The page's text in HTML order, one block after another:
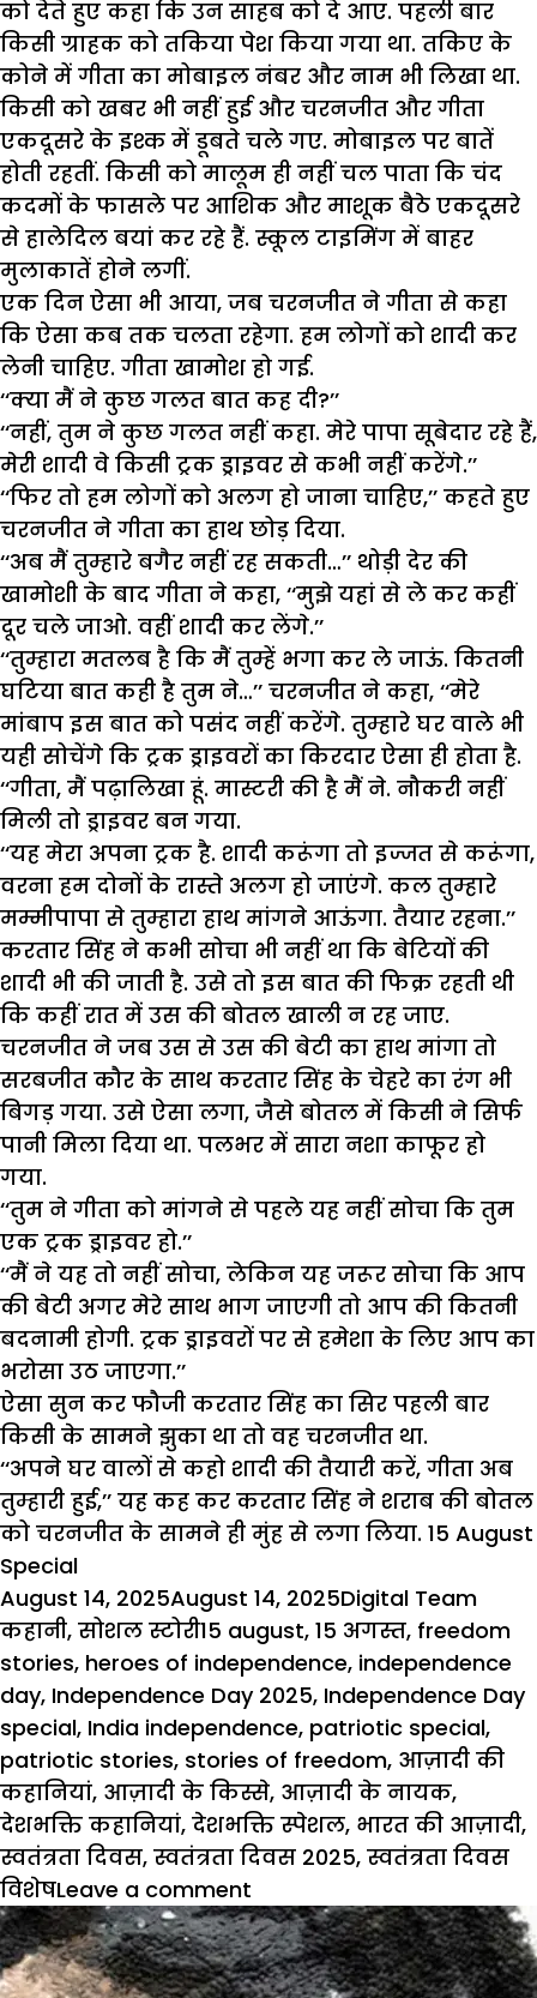
को देते हुए कहा कि उन साहब को दे आए. पहली बार
किसी ग्राहक को तकिया पेश किया गया था. तकिए के
कोने में गीता का मोबाइल नंबर और नाम भी लिखा था.
किसी को खबर भी नहीं हुई और चरनजीत और गीता
एकदूसरे के इश्क में डूबते चले गए. मोबाइल पर बातें
होती रहतीं. किसी को मालूम ही नहीं चल पाता कि चंद
कदमों के फासले पर आशिक और माशूक बैठे एकदूसरे
से हालेदिल बयां कर रहे हैं. स्कूल टाइमिंग में बाहर
मुलाकातें होने लगीं.
एक दिन ऐसा भी आया, जब चरनजीत ने गीता से कहा
कि ऐसा कब तक चलता रहेगा. हम लोगों को शादी कर
लेनी चाहिए. गीता खामोश हो गई.
‘‘क्या मैं ने कुछ गलत बात कह दी?’’
‘‘नहीं, तुम ने कुछ गलत नहीं कहा. मेरे पापा सूबेदार रहे हैं,
मेरी शादी वे किसी ट्रक ड्राइवर से कभी नहीं करेंगे.’’
‘‘फिर तो हम लोगों को अलग हो जाना चाहिए,’’ कहते हुए
चरनजीत ने गीता का हाथ छोड़ दिया.
‘‘अब मैं तुम्हारे बगैर नहीं रह सकती…’’ थोड़ी देर की
खामोशी के बाद गीता ने कहा, ‘‘मुझे यहां से ले कर कहीं
दूर चले जाओ. वहीं शादी कर लेंगे.’’
‘‘तुम्हारा मतलब है कि मैं तुम्हें भगा कर ले जाऊं. कितनी
घटिया बात कही है तुम ने…’’ चरनजीत ने कहा, ‘‘मेरे
मांबाप इस बात को पसंद नहीं करेंगे. तुम्हारे घर वाले भी
यही सोचेंगे कि ट्रक ड्राइवरों का किरदार ऐसा ही होता है.
‘‘गीता, मैं पढ़ालिखा हूं. मास्टरी की है मैं ने. नौकरी नहीं
मिली तो ड्राइवर बन गया.
‘‘यह मेरा अपना ट्रक है. शादी करूंगा तो इज्जत से करूंगा,
वरना हम दोनों के रास्ते अलग हो जाएंगे. कल तुम्हारे
मम्मीपापा से तुम्हारा हाथ मांगने आऊंगा. तैयार रहना.’’
करतार सिंह ने कभी सोचा भी नहीं था कि बेटियों की
शादी भी की जाती है. उसे तो इस बात की फिक्र रहती थी
कि कहीं रात में उस की बोतल खाली न रह जाए.
चरनजीत ने जब उस से उस की बेटी का हाथ मांगा तो
सरबजीत कौर के साथ करतार सिंह के चेहरे का रंग भी
बिगड़ गया. उसे ऐसा लगा, जैसे बोतल में किसी ने सिर्फ
पानी मिला दिया था. पलभर में सारा नशा काफूर हो
गया.
‘‘तुम ने गीता को मांगने से पहले यह नहीं सोचा कि तुम
एक ट्रक ड्राइवर हो.’’
‘‘मैं ने यह तो नहीं सोचा, लेकिन यह जरूर सोचा कि आप
की बेटी अगर मेरे साथ भाग जाएगी तो आप की कितनी
बदनामी होगी. ट्रक ड्राइवरों पर से हमेशा के लिए आप का
भरोसा उठ जाएगा.’’
ऐसा सुन कर फौजी करतार सिंह का सिर पहली बार
किसी के सामने झुका था तो वह चरनजीत था.
‘‘अपने घर वालों से कहो शादी की तैयारी करें, गीता अब
तुम्हारी हुई,’’ यह कह कर करतार सिंह ने शराब की बोतल
को चरनजीत के सामने ही मुंह से लगा लिया. 15 August
Special
Posted
on
August 14, 2025August 14, 2025Author
Digital Team
कहानी, सोशल स्टोरीTags
15 august, 15 अगस्त, freedom
stories, heroes of independence, independence
day, Independence Day 2025, Independence Day
special, India independence, patriotic special,
patriotic stories, stories of freedom, आज़ादी की
कहानियां, आज़ादी के किस्से, आज़ादी के नायक,
देशभक्ति कहानियां, देशभक्ति स्पेशल, भारत की आज़ादी,
स्वतंत्रता दिवस, स्वतंत्रता दिवस 2025, स्वतंत्रता दिवस
विशेषLeave a comment
15
August
Special: